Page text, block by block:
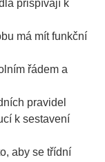
přispívají k
má mít funkční
řádem a
pravidel
k sestavení
aby se třídní